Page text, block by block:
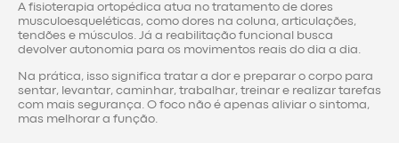
A fisioterapia ortopédica atua no tratamento de dores
musculoesqueléticas, como dores na coluna, articulações,
tendões e músculos. Já a reabilitação funcional busca
devolver autonomia para os movimentos reais do dia a dia.
Na prática, isso significa tratar a dor e preparar o corpo para
sentar, levantar, caminhar, trabalhar, treinar e realizar tarefas
com mais segurança. O foco não é apenas aliviar o sintoma,
mas melhorar a função.